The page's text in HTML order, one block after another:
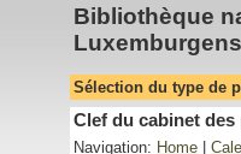
Bibliothèque
Sélection du type de
Clef du cabinet des
Navigation: Home